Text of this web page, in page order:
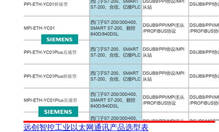
远创智控工业以太网通讯产品选型表